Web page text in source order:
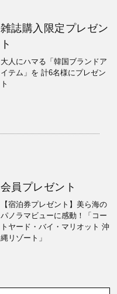
雑誌購入限定プレゼン
ト
大人にハマる「韓国ブランドア
イテム」を 計6名様にプレゼン
ト
会員プレゼント
【宿泊券プレゼント】美ら海の
パノラマビューに感動！「コー
トヤード・バイ・マリオット 沖
縄リゾート」